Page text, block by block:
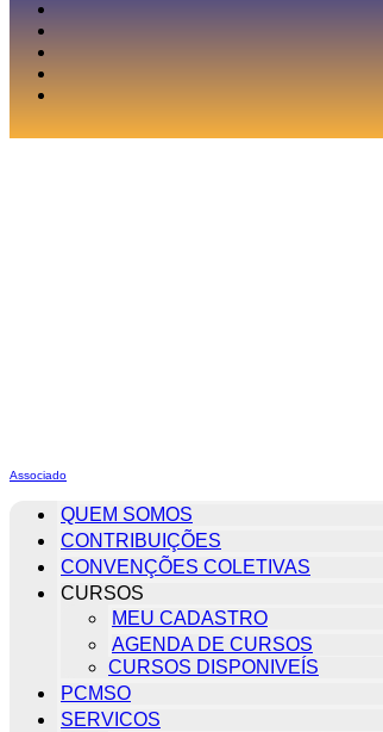
Associado
QUEM SOMOS
CONTRIBUIÇÕES
CONVENÇÕES COLETIVAS
CURSOS
MEU CADASTRO
AGENDA DE CURSOS
CURSOS DISPONIVEÍS
PCMSO
SERVICOS